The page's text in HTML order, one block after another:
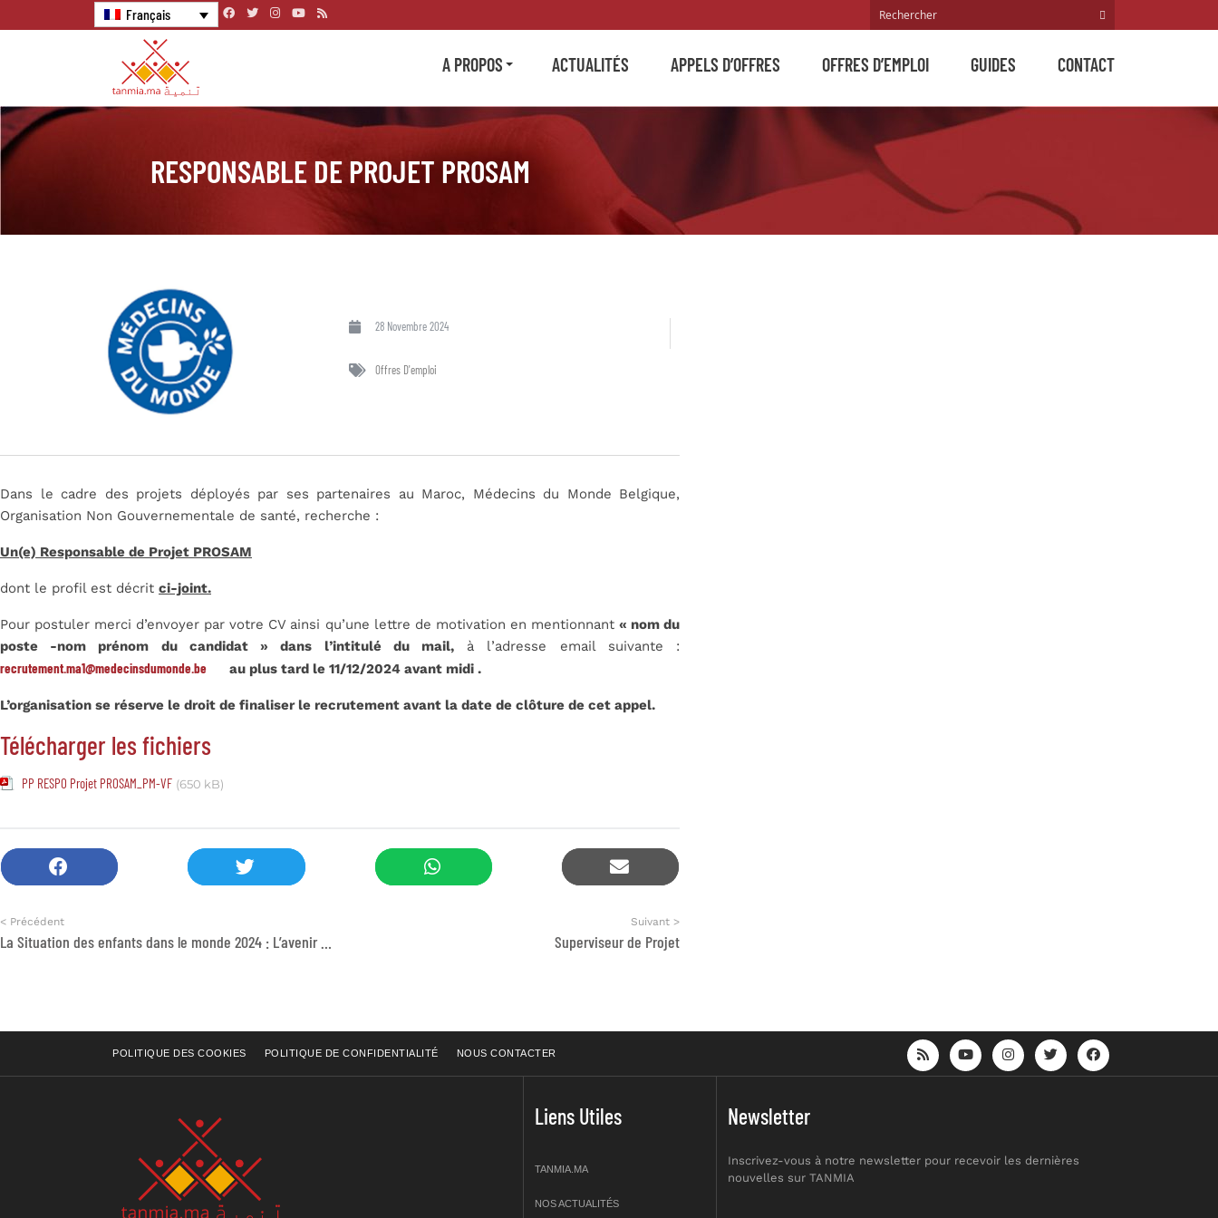
Français
A PROPOS ACTUALITÉS APPELS D’OFFRES OFFRES D’EMPLOI GUIDES CONTACT
RESPONSABLE DE PROJET PROSAM
28 Novembre 2024
Offres D'emploi
Dans le cadre des projets déployés par ses partenaires au Maroc, Médecins du Monde Belgique,
Organisation Non Gouvernementale de santé, recherche :
Un(e) Responsable de Projet PROSAM
dont le profil est décrit ci-joint.
Pour postuler merci d’envoyer par votre CV ainsi qu’une lettre de motivation en mentionnant « nom du
poste -nom prénom du candidat » dans l’intitulé du mail,à l’adresse email suivante :
recrutement.ma1@medecinsdumonde.be
au plus tard le 11/12/2024 avant midi .
L’organisation se réserve le droit de finaliser le recrutement avant la date de clôture de cet appel.
Télécharger les fichiers
PP RESPO Projet PROSAM_PM-VF (650 kB)
< Précédent Suivant >
Superviseur de Projet
POLITIQUE DES COOKIES POLITIQUE DE CONFIDENTIALITÉ NOUS CONTACTER
Liens Utiles
TANMIA.MA
NOS ACTUALITÉS
Newsletter
Inscrivez-vous à notre newsletter pour recevoir les dernières
nouvelles sur TANMIA